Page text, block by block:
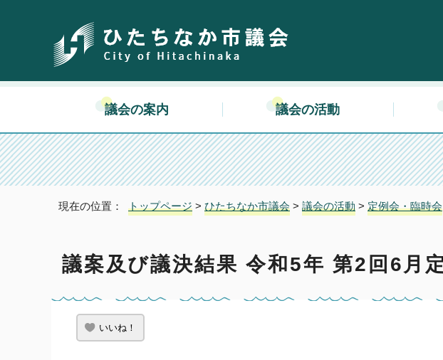
議会の案内 議会の活動
現在の位置： トップページ > ひたちなか市議会 > 議会の活動 > 定例会・臨時会
議案及び議決結果 令和5年 第2回6月
いいね！